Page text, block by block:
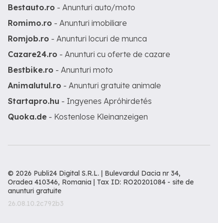
Bestauto.ro - Anunturi auto/moto
Romimo.ro - Anunturi imobiliare
Romjob.ro - Anunturi locuri de munca
Cazare24.ro - Anunturi cu oferte de cazare
Bestbike.ro - Anunturi moto
Animalutul.ro - Anunturi gratuite animale
Startapro.hu - Ingyenes Apróhirdetés
Quoka.de - Kostenlose Kleinanzeigen
© 2026 Publi24 Digital S.R.L. | Bulevardul Dacia nr 34,
Oradea 410346, Romania | Tax ID: RO20201084 - site de
anunturi gratuite
26.08.10.2c792b3